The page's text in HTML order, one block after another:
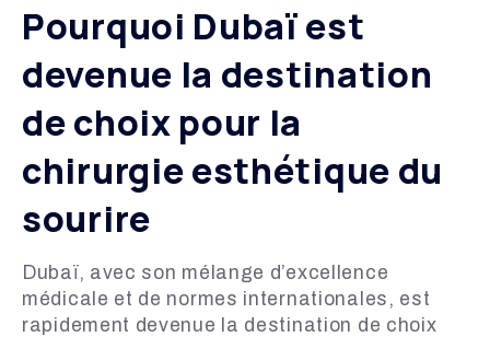
Pourquoi Dubaï est
devenue la destination
de choix pour la
chirurgie esthétique du
sourire
Dubaï, avec son mélange d’excellence
médicale et de normes internationales, est
rapidement devenue la destination de choix